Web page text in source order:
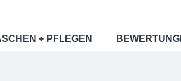
+ PFLEGEN